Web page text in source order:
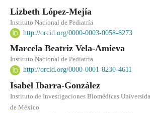
Lizbeth López-Mejía
Instituto Nacional de Pediatría
http://orcid.org/0000-0003-0058-8273
Marcela Beatriz Vela-Amieva
Instituto Nacional de Pediatría
http://orcid.org/0000-0001-8230-4611
Isabel Ibarra-González
Instituto de Investigaciones Biomédicas
de México